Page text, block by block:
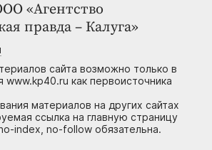
«Агентство
правда – Калуга»
сайта возможно только в
www.kp40.ru как первоисточника
материалов на других сайтах
ссылка на главную страницу
index, no-follow обязательна.